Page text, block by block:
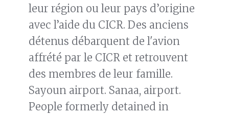
leur région ou leur pays d’origine
avec l’aide du CICR. Des anciens
détenus débarquent de l'avion
affrété par le CICR et retrouvent
des membres de leur famille.
Sayoun airport. Sanaa, airport.
People formerly detained in